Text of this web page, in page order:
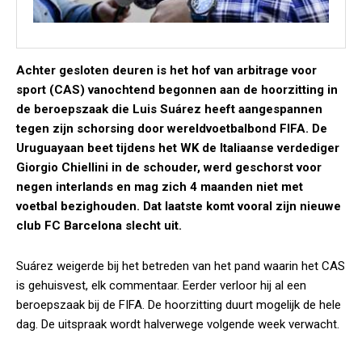
Achter gesloten deuren is het hof van arbitrage voor
sport (CAS) vanochtend begonnen aan de hoorzitting in
de beroepszaak die Luis Suárez heeft aangespannen
tegen zijn schorsing door wereldvoetbalbond FIFA. De
Uruguayaan beet tijdens het WK de Italiaanse verdediger
Giorgio Chiellini in de schouder, werd geschorst voor
negen interlands en mag zich 4 maanden niet met
voetbal bezighouden. Dat laatste komt vooral zijn nieuwe
club FC Barcelona slecht uit.
Suárez weigerde bij het betreden van het pand waarin het CAS
is gehuisvest, elk commentaar. Eerder verloor hij al een
beroepszaak bij de FIFA. De hoorzitting duurt mogelijk de hele
dag. De uitspraak wordt halverwege volgende week verwacht.